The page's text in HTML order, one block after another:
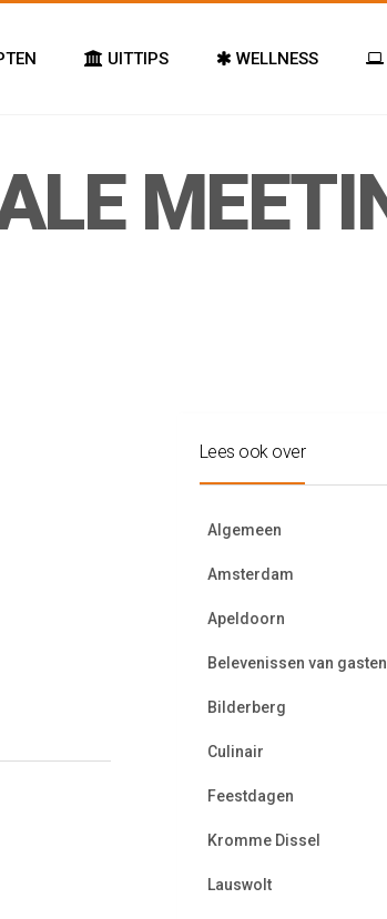
UITTIPS WELLNESS
Lees ook over
Algemeen
Amsterdam
Apeldoorn
Belevenissen van gasten
Bilderberg
Culinair
Feestdagen
Kromme Dissel
Lauswolt